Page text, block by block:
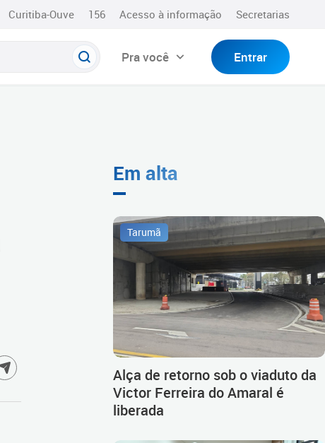
Curitiba-Ouve 156 Acesso à informação Secretarias
Pra você Entrar
Em alta
Tarumã
Alça de retorno sob o viaduto da
Victor Ferreira do Amaral é
liberada